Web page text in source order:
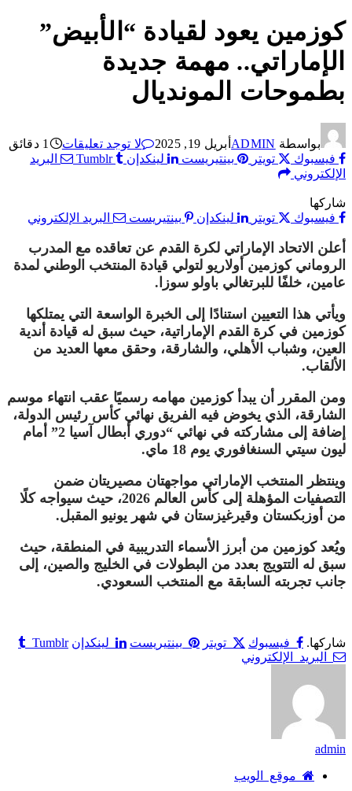
كوزمين يعود لقيادة “الأبيض”
الإماراتي.. مهمة جديدة
بطموحات المونديال
بواسطة ADMIN أبريل 19, 2025 لا توجد تعليقات
1 دقائق
فيسبوك
تويتر بينتيريست لينكدإن Tumblr
البريد
الإلكتروني
شاركها
فيسبوك
تويتر لينكدإن بينتيريست البريد الإلكتروني
أعلن الاتحاد الإماراتي لكرة القدم عن تعاقده مع المدرب
الروماني كوزمين أولاريو لتولي قيادة المنتخب الوطني لمدة
عامين، خلفًا للبرتغالي باولو سوزا.
ويأتي هذا التعيين استنادًا إلى الخبرة الواسعة التي يمتلكها
كوزمين في كرة القدم الإماراتية، حيث سبق له قيادة أندية
العين، وشباب الأهلي، والشارقة، وحقق معها العديد من
الألقاب.
ومن المقرر أن يبدأ كوزمين مهامه رسميًا عقب انتهاء موسم
الشارقة، الذي يخوض فيه الفريق نهائي كأس رئيس الدولة،
إضافة إلى مشاركته في نهائي “دوري أبطال آسيا 2” أمام
ليون سيتي السنغافوري يوم 18 ماي.
وينتظر المنتخب الإماراتي مواجهتان مصيريتان ضمن
التصفيات المؤهلة إلى كأس العالم 2026، حيث سيواجه كلًا
من أوزبكستان وقيرغيزستان في شهر يونيو المقبل.
ويُعد كوزمين من أبرز الأسماء التدريبية في المنطقة، حيث
سبق له التتويج بعدد من البطولات في الخليج والصين، إلى
جانب تجربته السابقة مع المنتخب السعودي.
شاركها. فيسبوك تويتر بينتيريست لينكدإن Tumblr
البريد الإلكتروني
admin
موقع الويب